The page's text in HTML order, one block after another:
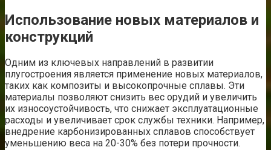
Использование новых материалов и
конструкций
Одним из ключевых направлений в развитии
плугостроения является применение новых материалов,
таких как композиты и высокопрочные сплавы. Эти
материалы позволяют снизить вес орудий и увеличить
их износоустойчивость, что снижает эксплуатационные
расходы и увеличивает срок службы техники. Например,
внедрение карбонизированных сплавов способствует
уменьшению веса на 20-30% без потери прочности.